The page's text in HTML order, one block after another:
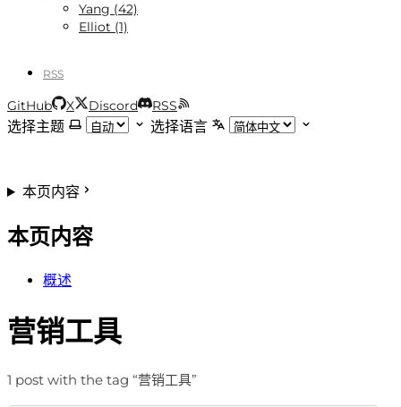
Yang (42)
Elliot (1)
RSS
GitHub X Discord RSS
选择主题 选择语言
本页内容
本页内容
概述
营销工具
1 post with the tag “营销工具”